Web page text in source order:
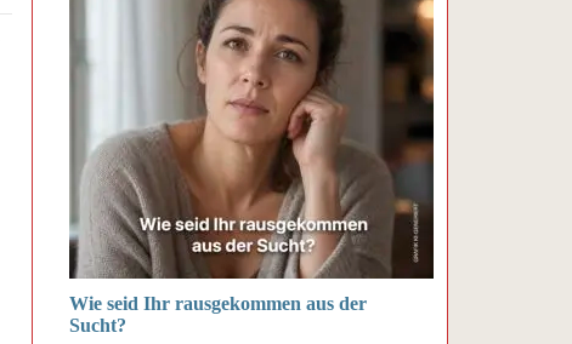
Wie seid Ihr rausgekommen aus der
Sucht?